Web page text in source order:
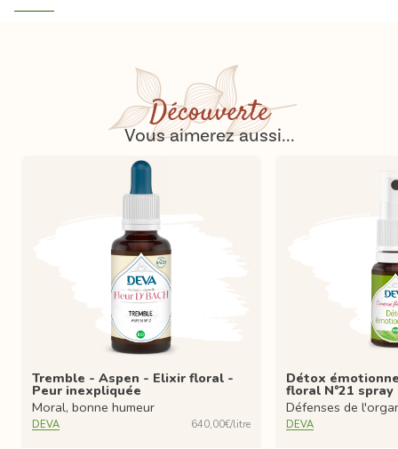
Découverte
Vous aimerez aussi...
Tremble - Aspen - Elixir floral -
Peur inexpliquée
Moral, bonne humeur
DEVA 640,00€/litre
Détox
floral N°21 spray
Défenses de
DEVA